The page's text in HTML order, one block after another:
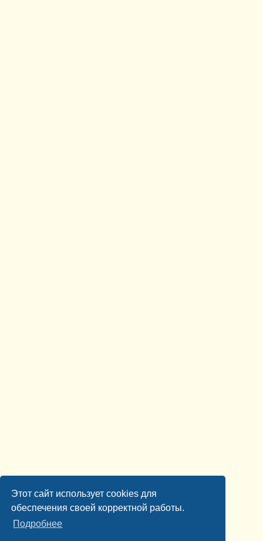
Этот сайт использует cookies для
обеспечения своей корректной работы.
Подробнее